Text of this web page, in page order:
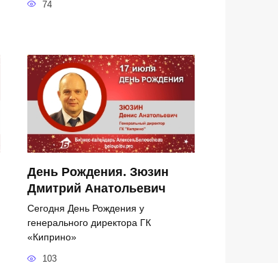
74
День Рождения. Зюзин
Дмитрий Анатольевич
Сегодня День Рождения у
генерального директора ГК
«Киприно»
103